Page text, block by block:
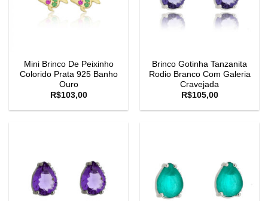
Mini Brinco De Peixinho
Colorido Prata 925 Banho
Ouro
R$103,00
Brinco Gotinha Tanzanita
Rodio Branco Com Galeria
Cravejada
R$105,00